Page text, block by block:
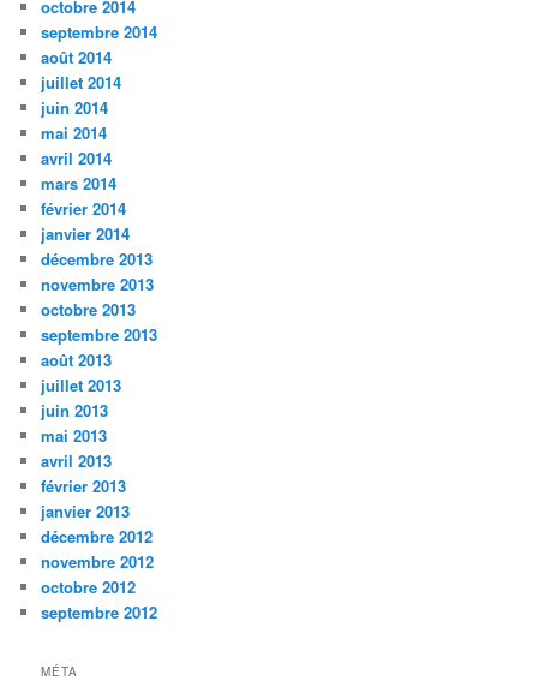
octobre 2014
septembre 2014
août 2014
juillet 2014
juin 2014
mai 2014
avril 2014
mars 2014
février 2014
janvier 2014
décembre 2013
novembre 2013
octobre 2013
septembre 2013
août 2013
juillet 2013
juin 2013
mai 2013
avril 2013
février 2013
janvier 2013
décembre 2012
novembre 2012
octobre 2012
septembre 2012
MÉTA